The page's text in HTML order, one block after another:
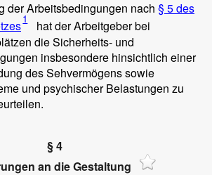
der Arbeitsbedingungen nach § 5 des
1
hat der Arbeitgeber bei
die Sicherheits- und
insbesondere hinsichtlich einer
des Sehvermögens sowie
und psychischer Belastungen zu
§ 4
an die Gestaltung